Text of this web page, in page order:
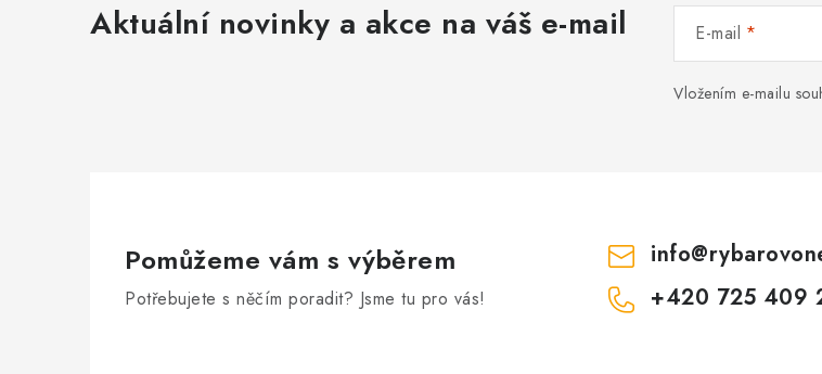
Aktuální novinky a akce na váš e-mail E-mail
Vložením e-mailu
Pomůžeme vám s výběrem
Potřebujete s něčím poradit? Jsme tu pro vás!
info@
+420 725 409